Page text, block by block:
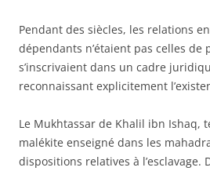
Pendant des siècles, les relations
dépendants n’étaient pas celles de
s’inscrivaient dans un cadre
reconnaissant explicitement
Le Mukhtassar de Khalil ibn Ishaq,
malékite enseigné dans les
dispositions relatives à l’esclavage.